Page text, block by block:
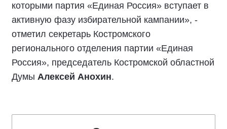
которыми партия «Единая Россия» вступает в
активную фазу избирательной кампании», -
отметил секретарь Костромского
регионального отделения партии «Единая
Россия», председатель Костромской областной
Думы Алексей Анохин.